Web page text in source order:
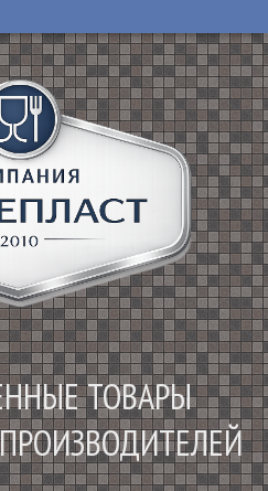
ТОВАРЫ